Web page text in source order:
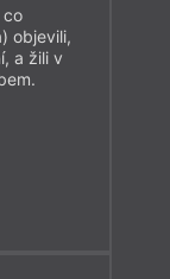
co
objevili,
a žili v